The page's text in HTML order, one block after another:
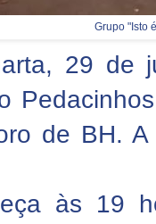
Grupo "Isto
29 de
de BH.
às 19